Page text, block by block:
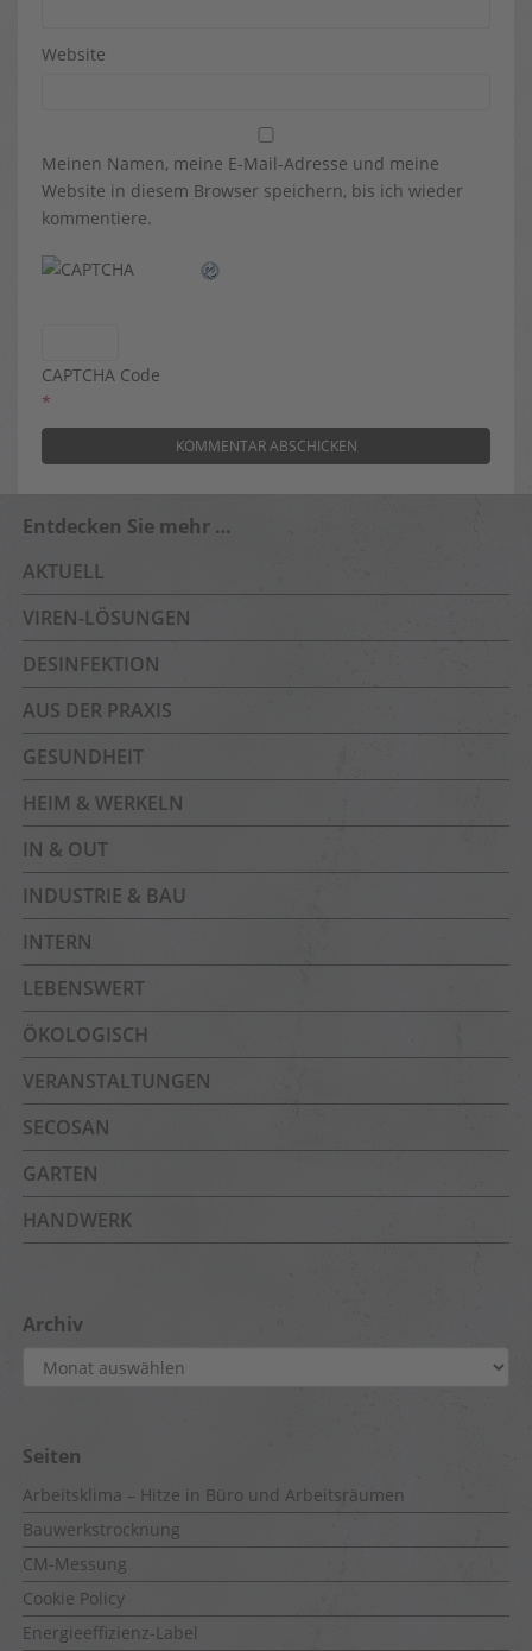
Website
Meinen Namen, meine E-Mail-Adresse und meine
Website in diesem Browser speichern, bis ich wieder
kommentiere.
CAPTCHA Code
*
Entdecken Sie mehr …
AKTUELL
VIREN-LÖSUNGEN
DESINFEKTION
AUS DER PRAXIS
GESUNDHEIT
HEIM & WERKELN
IN & OUT
INDUSTRIE & BAU
INTERN
LEBENSWERT
ÖKOLOGISCH
VERANSTALTUNGEN
SECOSAN
GARTEN
HANDWERK
Archiv
Archiv
Seiten
Arbeitsklima – Hitze in Büro und Arbeitsräumen
Bauwerkstrocknung
CM-Messung
Cookie Policy
Energieeffizienz-Label